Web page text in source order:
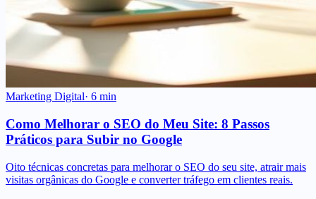
Marketing Digital· min
Como Melhorar o SEO do Meu Site: 8 Passos
Oito técnicas concretas para melhorar o SEO do seu site, atrair mais
visitas orgânicas do Google e converter tráfego em clientes reais.
16/07Ler →